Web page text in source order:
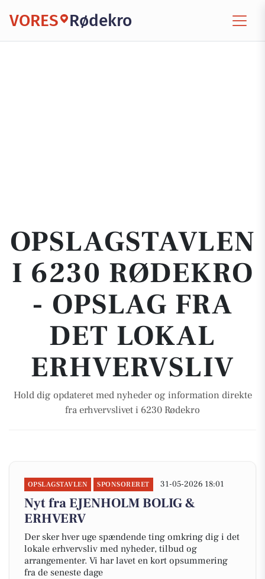
VORES Rødekro
OPSLAGSTAVLEN
I 6230 RØDEKRO
- OPSLAG FRA
DET LOKAL
ERHVERVSLIV
Hold dig opdateret med nyheder og information direkte
fra erhvervslivet i 6230 Rødekro
OPSLAGSTAVLEN SPONSORERET 31-05-2026 18:01
Nyt fra EJENHOLM BOLIG &
ERHVERV
Der sker hver uge spændende ting omkring dig i det
lokale erhvervsliv med nyheder, tilbud og
arrangementer. Vi har lavet en kort opsummering
fra de seneste dage